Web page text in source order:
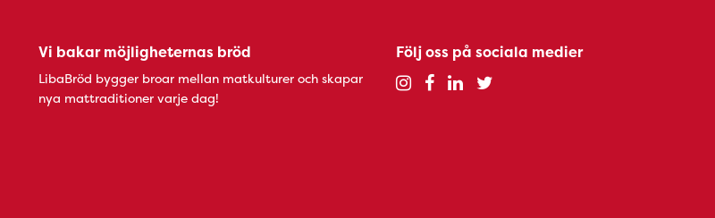
Vi bakar möjligheternas bröd
LibaBröd bygger broar mellan matkulturer och skapar
nya mattraditioner varje dag!
Följ oss på sociala medier